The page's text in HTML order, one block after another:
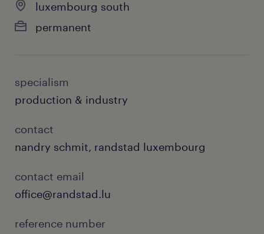
luxembourg south
permanent
specialism
production & industry
contact
nandry schmit, randstad luxembourg
contact email
office@randstad.lu
reference number